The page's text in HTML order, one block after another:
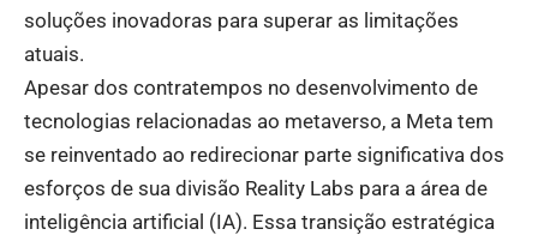
soluções inovadoras para superar as limitações
atuais.
Apesar dos contratempos no desenvolvimento de
tecnologias relacionadas ao metaverso, a Meta tem
se reinventado ao redirecionar parte significativa dos
esforços de sua divisão Reality Labs para a área de
inteligência artificial (IA). Essa transição estratégica